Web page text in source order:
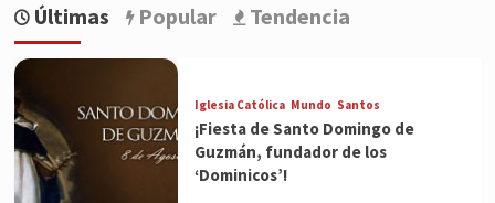
Últimas Popular Tendencia
Iglesia Católica Mundo Santos
¡Fiesta de Santo Domingo de
Guzmán, fundador de los
‘Dominicos’!